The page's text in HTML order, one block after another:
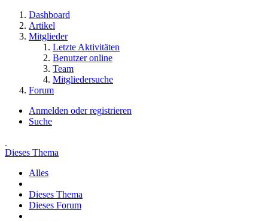
Dashboard
Artikel
Mitglieder
Letzte Aktivitäten
Benutzer online
Team
Mitgliedersuche
Forum
Anmelden oder registrieren
Suche
Dieses Thema
Alles
Dieses Thema
Dieses Forum